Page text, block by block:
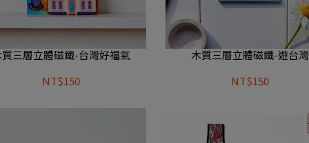
三層立體磁鐵-台灣好福氣
NT$150
木質三層立體磁鐵-遊台灣
NT$150